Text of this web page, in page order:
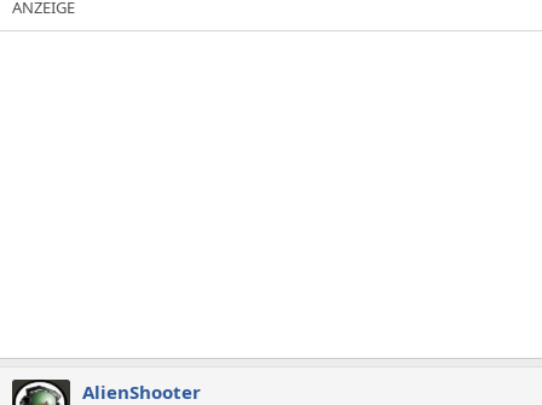
AlienShooter